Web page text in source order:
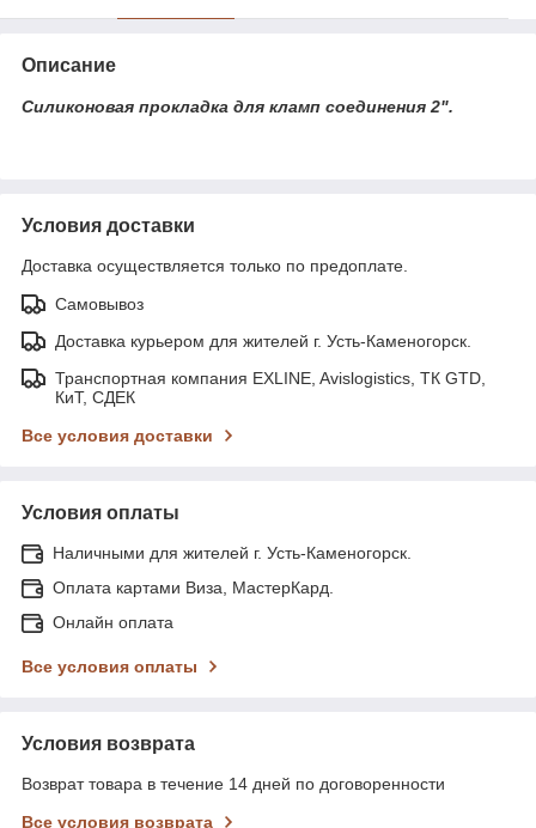
Описание
Силиконовая прокладка для кламп соединения 2".
Условия доставки
Доставка осуществляется только по предоплате.
Самовывоз
Доставка курьером для жителей г. Усть-Каменогорск.
Транспортная компания EXLINE, Avislogistics, ТК GTD,
КиТ, СДЕК
Все условия доставки
Условия оплаты
Наличными для жителей г. Усть-Каменогорск.
Оплата картами Виза, МастерКард.
Онлайн оплата
Все условия оплаты
Условия возврата
Возврат товара в течение 14 дней по договоренности
Все условия возврата